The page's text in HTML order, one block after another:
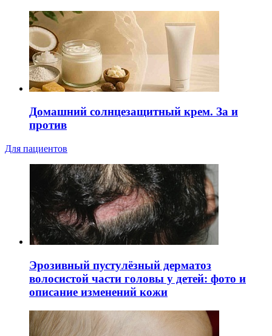
Домашний солнцезащитный крем. За и
против
Для пациентов
Эрозивный пустулёзный дерматоз
волосистой части головы у детей: фото и
описание изменений кожи